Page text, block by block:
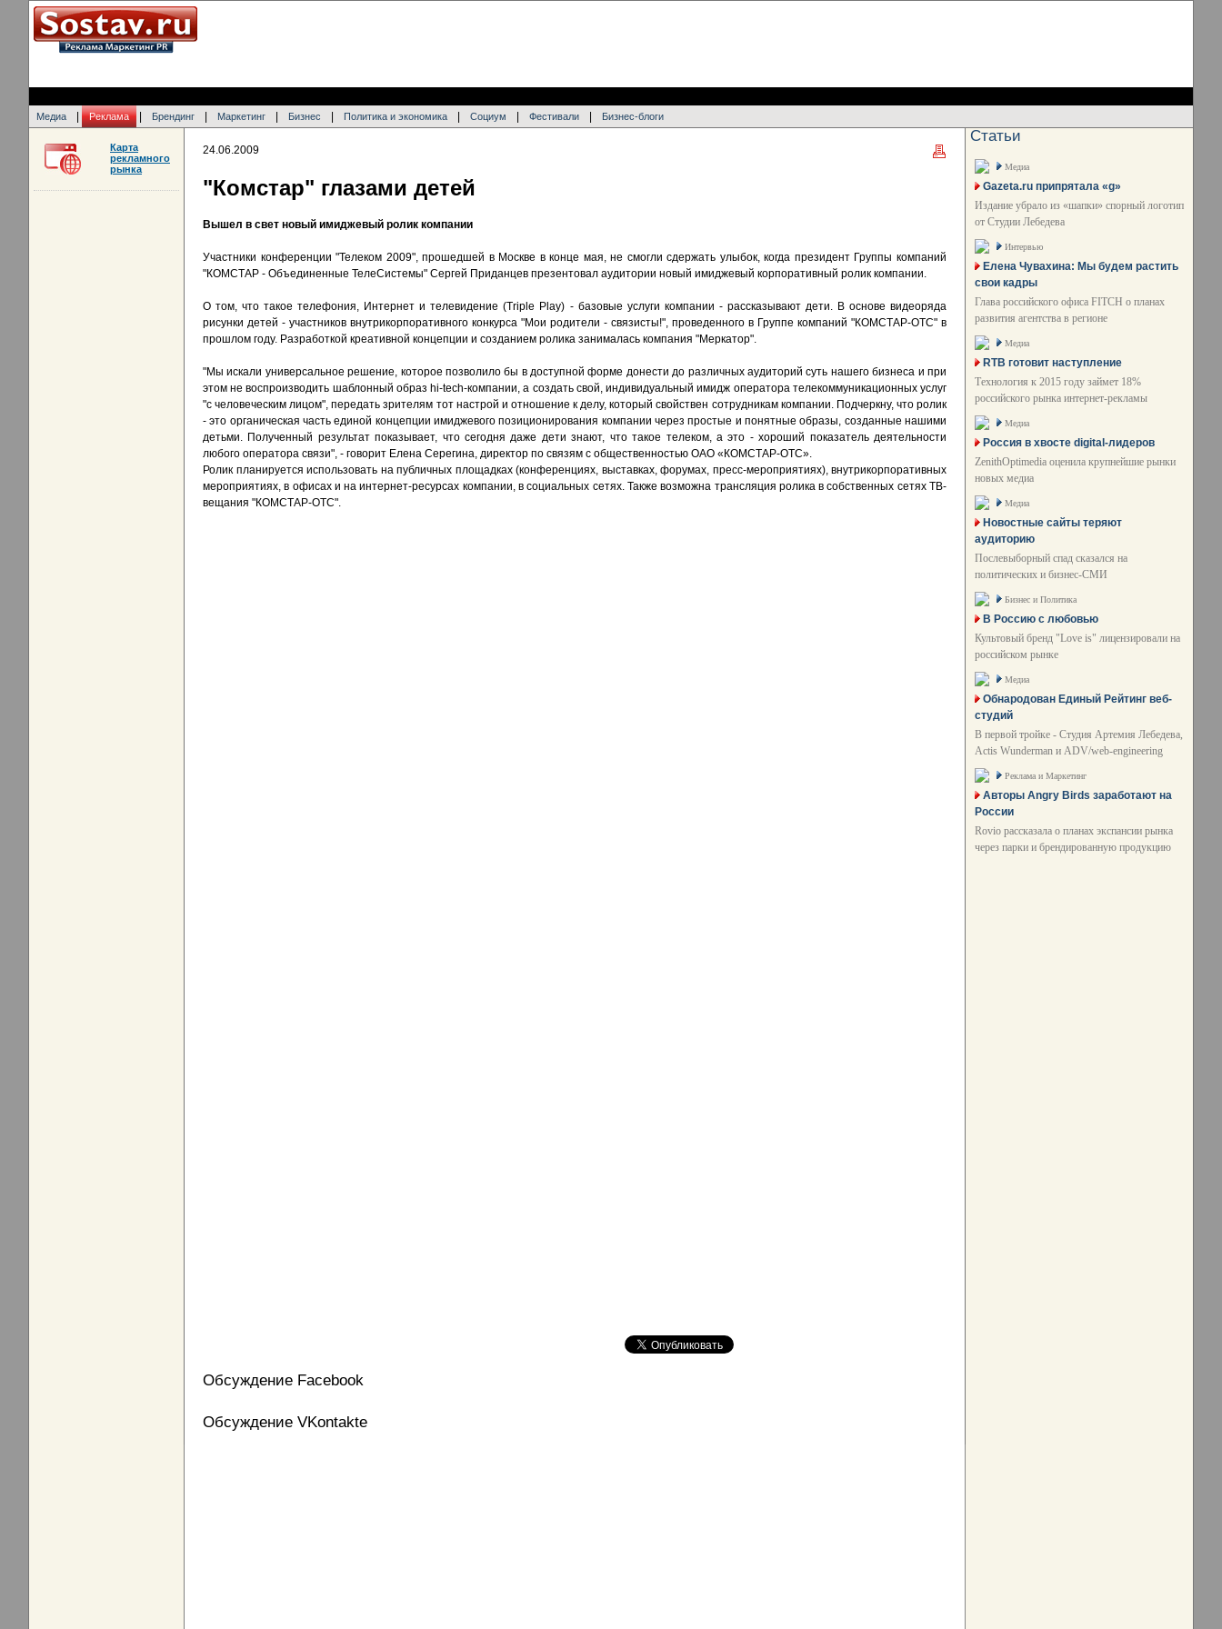
Медиа Реклама Брендинг Маркетинг Бизнес Политика и экономика Социум Фестивали Бизнес-блоги
24.06.2009
"Комстар" глазами детей
Вышел в свет новый имиджевый ролик компании
Участники конференции "Телеком 2009", прошедшей в Москве в конце мая, не смогли сдержать улыбок, когда президент Группы компаний
"КОМСТАР - Объединенные ТелеСистемы" Сергей Приданцев презентовал аудитории новый имиджевый корпоративный ролик компании.
О том, что такое телефония, Интернет и телевидение (Triple Play) - базовые услуги компании - рассказывают дети. В основе видеоряда
рисунки детей - участников внутрикорпоративного конкурса "Мои родители - связисты!", проведенного в Группе компаний "КОМСТАР-ОТС" в
прошлом году. Разработкой креативной концепции и созданием ролика занималась компания "Меркатор".
"Мы искали универсальное решение, которое позволило бы в доступной форме донести до различных аудиторий суть нашего бизнеса и при
этом не воспроизводить шаблонный образ hi-tech-компании, а создать свой, индивидуальный имидж оператора телекоммуникационных услуг
"с человеческим лицом", передать зрителям тот настрой и отношение к делу, который свойствен сотрудникам компании. Подчеркну, что ролик
- это органическая часть единой концепции имиджевого позиционирования компании через простые и понятные образы, созданные нашими
детьми. Полученный результат показывает, что сегодня даже дети знают, что такое телеком, а это - хороший показатель деятельности
любого оператора связи", - говорит Елена Серегина, директор по связям с общественностью ОАО «КОМСТАР-ОТС».
Ролик планируется использовать на публичных площадках (конференциях, выставках, форумах, пресс-мероприятиях), внутрикорпоративных
мероприятиях, в офисах и на интернет-ресурсах компании, в социальных сетях. Также возможна трансляция ролика в собственных сетях ТВ-
вещания "КОМСТАР-ОТС".
Обсуждение Facebook
Обсуждение VKontakte
Карта
рекламного
рынка
Статьи
Медиа
Gazeta.ru припрятала «g»
Издание убрало из «шапки» спорный логотип
от Студии Лебедева
Интервью
Елена Чувахина: Мы будем растить
свои кадры
Глава российского офиса FITCH о планах
развития агентства в регионе
Медиа
RTB готовит наступление
Технология к 2015 году займет 18%
российского рынка интернет-рекламы
Медиа
Россия в хвосте digital-лидеров
ZenithOptimedia оценила крупнейшие рынки
новых медиа
Медиа
Новостные сайты теряют
аудиторию
Послевыборный спад сказался на
политических и бизнес-СМИ
Бизнес и Политика
В Россию с любовью
Культовый бренд "Love is" лицензировали на
российском рынке
Медиа
Обнародован Единый Рейтинг веб-
студий
В первой тройке - Студия Артемия Лебедева,
Actis Wunderman и ADV/web-engineering
Реклама и Маркетинг
Авторы Angry Birds заработают на
России
Rovio рассказала о планах экспансии рынка
через парки и брендированную продукцию